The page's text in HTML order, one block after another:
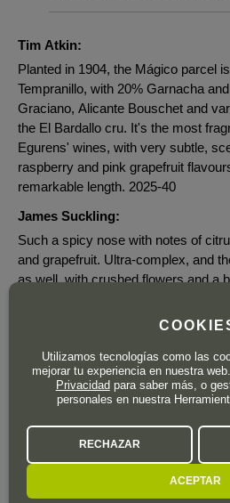
Tim Atkin:
Planted in 1904, the Mágico parcel
Tempranillo, with 20% Garnacha
Graciano, Alicante Bouschet and
the El Bardallo cru. It's the most
Egurens' wines, with very subtle,
raspberry and pink grapefruit
remarkable length. 2025-40
James Suckling:
Such a spicy nose with notes of
and grapefruit. Ultra-complex, and
as well, with crushed flowers and a
surprises you. Tannins are firm and
seven identified varieties and a few
magic here is that this is not really
impressive. Drink or hold.
The Wine Advocate:
The 2020 Mágico was produced
Garnacha, 4.4% Calagraño, 3.2%
Graciano, 1.1% other reds and
Utilizamos tecnologías como las
mejorar tu experiencia en nuestra
Privacidadpara saber más, o
personales en nuestra
RECHAZAR
ACEPTAR